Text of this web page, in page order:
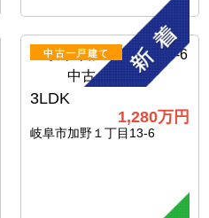
中古一戸建て
3LDK
1,280万円
岐阜市加野１丁目13-6